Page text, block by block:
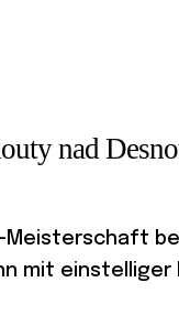
nad
Meisterschaft
mit einstelliger